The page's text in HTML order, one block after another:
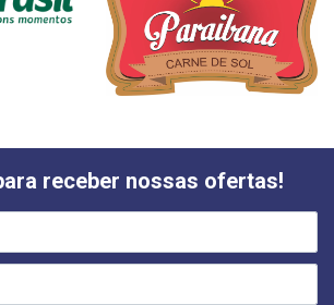
receber nossas ofertas!